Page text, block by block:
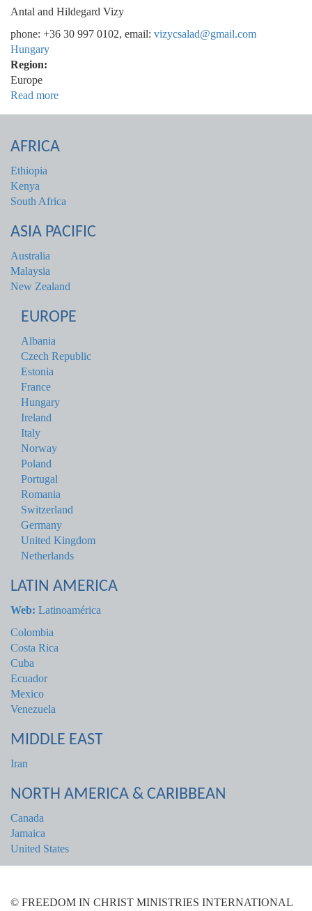
Antal and Hildegard Vizy
phone: +36 30 997 0102, email: vizycsalad@gmail.com
Hungary
Region:
Europe
Read more
AFRICA
Ethiopia
Kenya
South Africa
ASIA PACIFIC
Australia
Malaysia
New Zealand
EUROPE
Albania
Czech Republic
Estonia
France
Hungary
Ireland
Italy
Norway
Poland
Portugal
Romania
Switzerland
Germany
United Kingdom
Netherlands
LATIN AMERICA
Web: Latinoamérica
Colombia
Costa Rica
Cuba
Ecuador
Mexico
Venezuela
MIDDLE EAST
Iran
NORTH AMERICA & CARIBBEAN
Canada
Jamaica
United States
© FREEDOM IN CHRIST MINISTRIES INTERNATIONAL